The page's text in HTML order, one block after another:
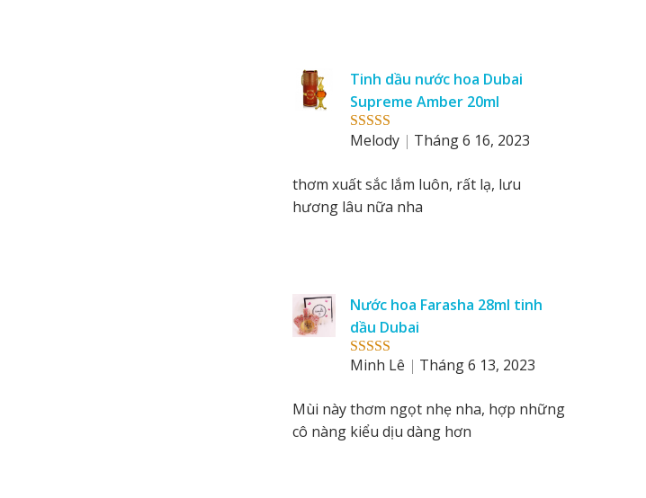
Rated5out
Tinh dầu nước hoa Dubai
Supreme Amber 20ml
Melody
Tháng 6 16, 2023
thơm xuất sắc lắm luôn, rất lạ, lưu
hương lâu nữa nha
Rated 5out
Nước hoa Farasha 28ml tinh
dầu Dubai
Minh Lê
Tháng 6 13, 2023
Mùi này thơm ngọt nhẹ nha, hợp những
cô nàng kiểu dịu dàng hơn